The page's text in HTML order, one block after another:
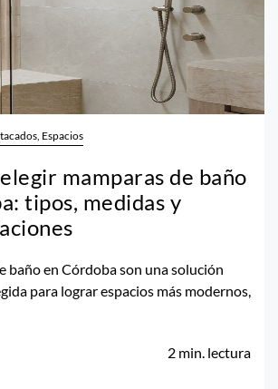
Espacios
mamparas de baño
tipos, medidas y
baño en Córdoba son una solución
para lograr espacios más modernos,
2 min. lectura